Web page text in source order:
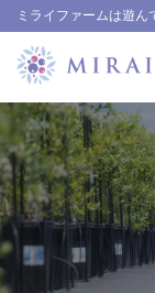
ミライファームは遊ん